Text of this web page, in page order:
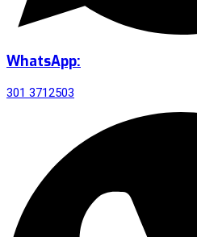
WhatsApp:
301 3712503